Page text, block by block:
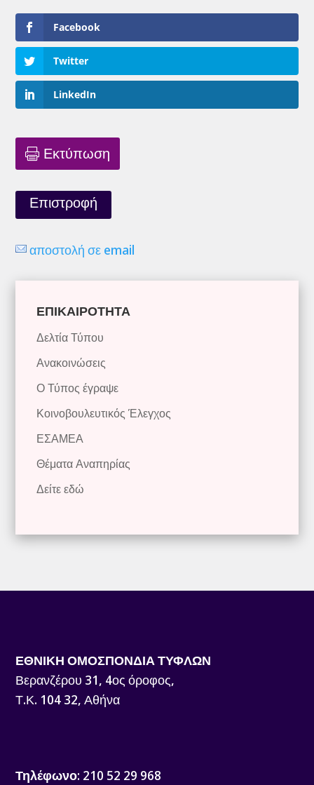
Facebook
Twitter
LinkedIn
Εκτύπωση
Επιστροφή
αποστολή σε email
ΕΠΙΚΑΙΡΟΤΗΤΑ
Δελτία Τύπου
Ανακοινώσεις
Ο Τύπος έγραψε
Κοινοβουλευτικός Έλεγχος
ΕΣΑΜΕΑ
Θέματα Αναπηρίας
Δείτε εδώ
ΕΘΝΙΚΗ ΟΜΟΣΠΟΝΔΙΑ ΤΥΦΛΩΝ
Βερανζέρου 31, 4ος όροφος,
Τ.Κ. 104 32, Αθήνα
Τηλέφωνο: 210 52 29 968